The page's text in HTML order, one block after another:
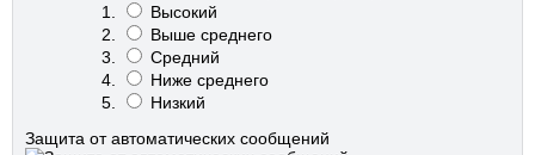
Высокий
Выше среднего
Средний
Ниже среднего
Низкий
Защита от автоматических сообщений